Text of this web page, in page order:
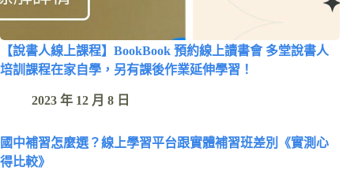
【說書人線上課程】BookBook 預約線上讀書會 多堂說書人
培訓課程在家自學，另有課後作業延伸學習！
2023 年 12 月 8 日
國中補習怎麼選？線上學習平台跟實體補習班差別《實測心
得比較》